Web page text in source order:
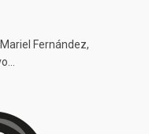
Fernández,